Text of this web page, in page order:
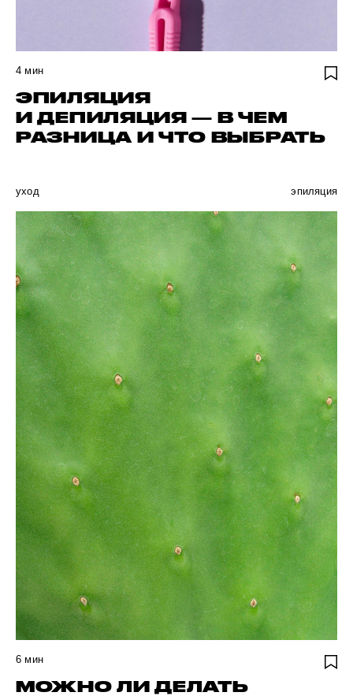
4 мин
ЭПИЛЯЦИЯ
И ДЕПИЛЯЦИЯ — В ЧЕМ
РАЗНИЦА И ЧТО ВЫБРАТЬ
уход эпиляция
6 мин
МОЖНО ЛИ ДЕЛАТЬ